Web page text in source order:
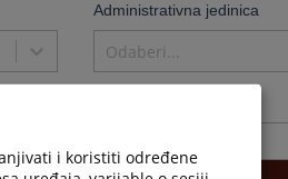
Administrativna jedinica
Odaberi...
i koristiti određene